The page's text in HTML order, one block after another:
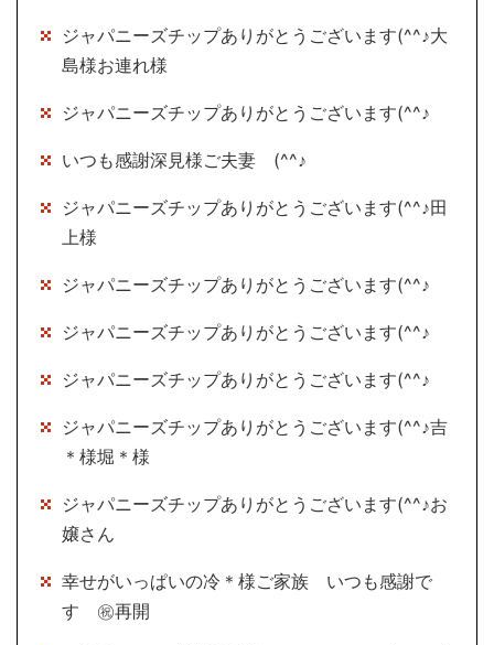
ジャパニーズチップありがとうございます(^^♪大
島様お連れ様
ジャパニーズチップありがとうございます(^^♪
いつも感謝深見様ご夫妻 (^^♪
ジャパニーズチップありがとうございます(^^♪田
上様
ジャパニーズチップありがとうございます(^^♪
ジャパニーズチップありがとうございます(^^♪
ジャパニーズチップありがとうございます(^^♪
ジャパニーズチップありがとうございます(^^♪吉
＊様堀＊様
ジャパニーズチップありがとうございます(^^♪お
嬢さん
幸せがいっぱいの冷＊様ご家族 いつも感謝で
す ㊗再開